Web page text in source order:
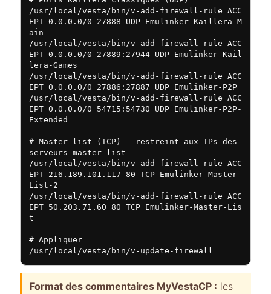
/usr/local/vesta/bin/v-add-firewall-rule ACC
EPT 0.0.0.0/0 27888 UDP Emulinker-Kaillera-M
ain
/usr/local/vesta/bin/v-add-firewall-rule ACC
EPT 0.0.0.0/0 27889:27944 UDP Emulinker-Kail
lera-Games
/usr/local/vesta/bin/v-add-firewall-rule ACC
EPT 0.0.0.0/0 27886:27887 UDP Emulinker-P2P
/usr/local/vesta/bin/v-add-firewall-rule ACC
EPT 0.0.0.0/0 54715:54730 UDP Emulinker-P2P-
Extended
# Master list (TCP) - restreint aux IPs des
serveurs master list
/usr/local/vesta/bin/v-add-firewall-rule ACC
EPT 216.189.101.117 80 TCP Emulinker-Master-
List-2
/usr/local/vesta/bin/v-add-firewall-rule ACC
EPT 50.203.71.60 80 TCP Emulinker-Master-Lis
t
# Appliquer
/usr/local/vesta/bin/v-update-firewall
Format des commentaires MyVestaCP : les